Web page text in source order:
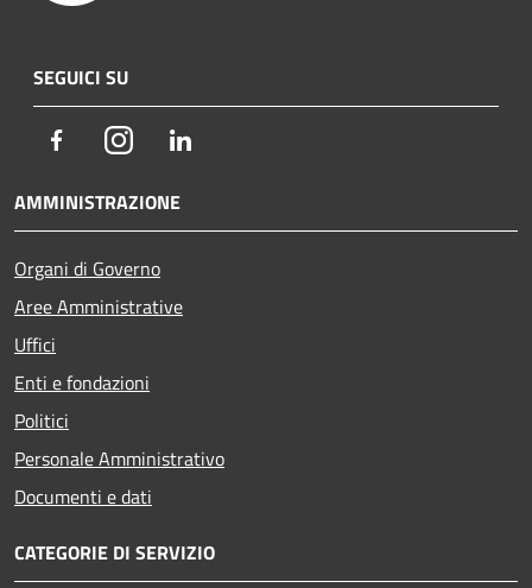
SEGUICI SU
FacebookInstagram
AMMINISTRAZIONE
Organi di Governo
Aree Amministrative
Uffici
Enti e fondazioni
Politici
Personale Amministrativo
Documenti e dati
CATEGORIE DI SERVIZIO